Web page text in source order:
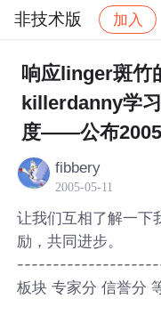
非技术版 加入
社区 非技术版
响应linger斑竹
killerdanny学
度——公布2005
fibbery
2005-05-11
让我们互相了解一下
励，共同进步。
板块 专家分 信誉分